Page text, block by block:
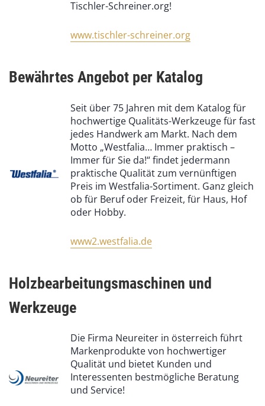
Tischler-Schreiner.org!
www.tischler-schreiner.org
Bewährtes Angebot per Katalog
Seit über 75 Jahren mit dem Katalog für
hochwertige Qualitäts-Werkzeuge für fast
jedes Handwerk am Markt. Nach dem
Motto „Westfalia… Immer praktisch –
Immer für Sie da!“ findet jedermann
praktische Qualität zum vernünftigen
Preis im Westfalia-Sortiment. Ganz gleich
ob für Beruf oder Freizeit, für Haus, Hof
oder Hobby.
www2.westfalia.de
Holzbearbeitungsmaschinen und
Werkzeuge
Die Firma Neureiter in österreich führt
Markenprodukte von hochwertiger
Qualität und bietet Kunden und
Interessenten bestmögliche Beratung
und Service!